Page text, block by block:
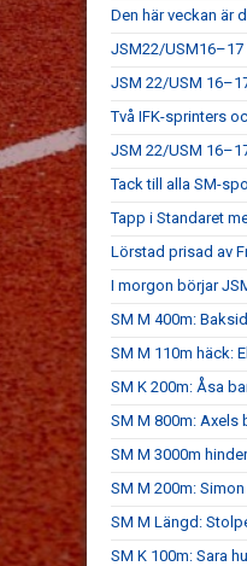
Den här veckan är
JSM22/
JSM 22/USM
Två IFK-sprinters
JSM 22/USM
Tack till alla SM-
Tapp i Standaret
Lörstad prisad av
I morgon börjar
SM M 400m:
SM M 110m häck:
SM K 200m: Åsa
SM M 800m: Axels
SM M 3000m
SM M 200m:
SM M Längd:
SM K 100m: Sara